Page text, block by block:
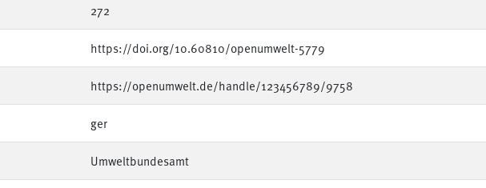
272
https://doi.org/10.60810/openumwelt-5779
https://openumwelt.de/handle/123456789/9758
ger
Umweltbundesamt